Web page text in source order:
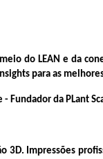
do LEAN e da
para as
Fundador da PLant
3D. Impressões